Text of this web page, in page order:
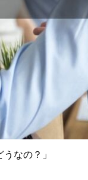
なの？」